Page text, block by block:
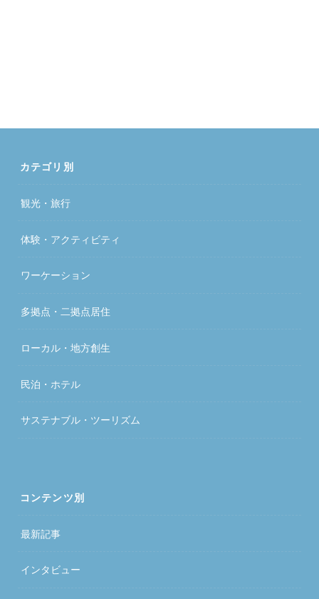
カテゴリ別
観光・旅行
体験・アクティビティ
ワーケーション
多拠点・二拠点居住
ローカル・地方創生
民泊・ホテル
サステナブル・ツーリズム
コンテンツ別
最新記事
インタビュー